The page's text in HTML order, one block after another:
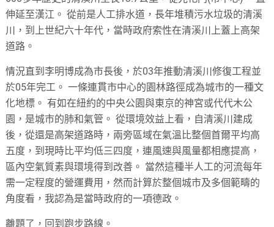
伸延至漢江。 從前是人工排水道，長年堆積污水垃圾的清溪
川，到上世紀六十年代，當時政府索性在清溪川上蓋上高架
道路。
情況直到李明博成為市長後，於03年推動清溪川修復工程並
於05年完工。 一條連貫市中心的園林路徑成為城市的一種文
化地標。 有如在紐約的中央公園與東京的神宮或代代木公
園，是城市的肺和氣管。 從環境效益上看，自清溪川建成
後，從還是高架道路時，兩旁區域在氣溫比整個首爾平均高
五度，到現時比平均低三四度，連風速與風量都相應提高，
區內空氣質素與環境得到改善。 當然這種半人工的河流每年
需一定程度的營運費用，然而計算於整個城市及多個範疇的
角度看，我認為是當時政府的一項德政。
離題了，回到跑步路線。